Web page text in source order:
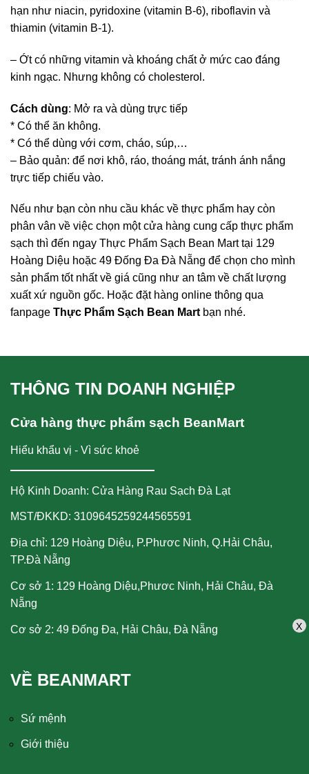
hạn như niacin, pyridoxine (vitamin B-6), riboflavin và
thiamin (vitamin B-1).
– Ớt có những vitamin và khoáng chất ở mức cao đáng
kinh ngạc. Nhưng không có cholesterol.
Cách dùng: Mở ra và dùng trực tiếp
* Có thể ăn không.
* Có thể dùng với cơm, cháo, súp,…
– Bảo quản: để nơi khô, ráo, thoáng mát, tránh ánh nắng
trực tiếp chiếu vào.
Nếu như bạn còn nhu cầu khác về thực phẩm hay còn
phân vân về việc chọn một cửa hàng cung cấp thực phẩm
sạch thì đến ngay Thực Phẩm Sạch Bean Mart tại 129
Hoàng Diệu hoặc 49 Đống Đa Đà Nẵng để chọn cho mình
sản phẩm tốt nhất về giá cũng như an tâm về chất lượng
xuất xứ nguồn gốc. Hoặc đặt hàng online thông qua
fanpage Thực Phẩm Sạch Bean Mart bạn nhé.
X
THÔNG TIN DOANH NGHIỆP
Cửa hàng thực phẩm sạch BeanMart
Hiểu khẩu vị - Vì sức khoẻ
Hộ Kinh Doanh: Cửa Hàng Rau Sạch Đà Lạt
MST/ĐKKD: 3109645259244565591
Địa chỉ: 129 Hoàng Diệu, P.Phươc Ninh, Q.Hải Châu,
TP.Đà Nẵng
Cơ sở 1: 129 Hoàng Diệu,Phươc Ninh, Hải Châu, Đà
Nẵng
Cơ sở 2: 49 Đống Đa, Hải Châu, Đà Nẵng
VỀ BEANMART
Sứ mệnh
Giới thiệu